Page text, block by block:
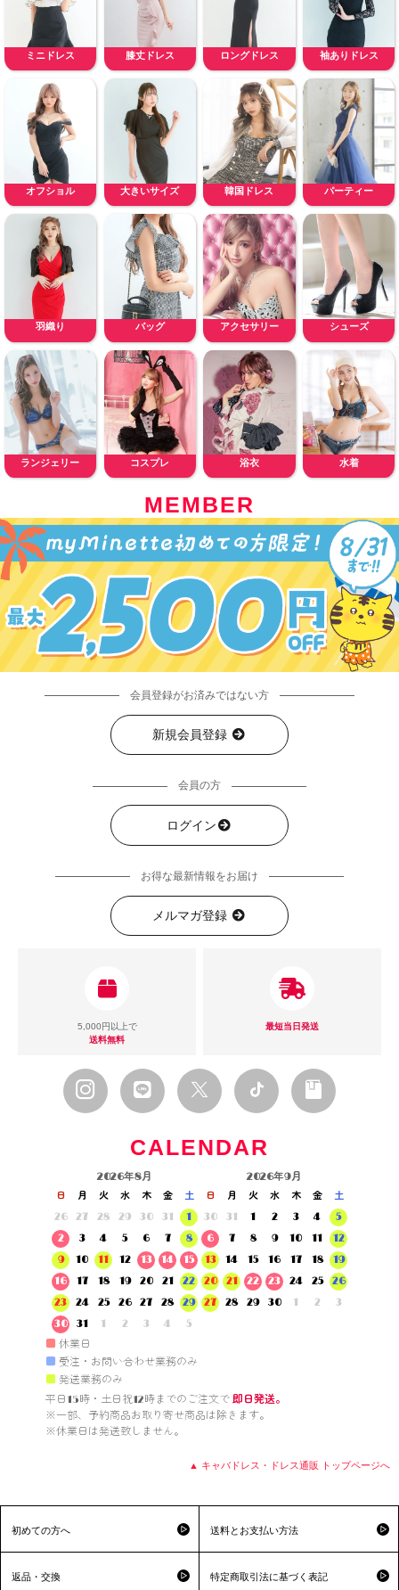
ミニドレス 膝丈ドレス ロングドレス 袖ありドレス
オフショル 大きいサイズ 韓国ドレス パーティー
羽織り バッグ アクセサリー シューズ
ランジェリー コスプレ 浴衣 水着
MEMBER
会員登録がお済みではない方
新規会員登録
会員の方
ログイン
お得な最新情報をお届け
メルマガ登録
5,000円以上で
送料無料
最短当日発送
CALENDAR
2026年8月
日 月 火 水 木 金
土
26
27 28 29 30 31
1
2
3 4 5 6 7
8
9
10 11 12 13 14
15
16
17 18 19 20 21
22
23
24 25 26 27 28
29
30
31 1 2 3 4 5
2026年9月
日 月 火 水 木 金
土
30
31 1 2 3 4
5
6
7 8 9 10 11
12
13
14 15 16 17 18
19
20
21 22 23 24 25
26
27
28 29 30 1 2 3
■ 休業日
■ 受注・お問い合わせ業務のみ
■ 発送業務のみ
平日15時・土日祝12時までのご注文で 即日発送。
※一部、予約商品お取り寄せ商品は除きます。
※休業日は発送致しません。
▲ キャバドレス・ドレス通販 トップページへ
初めての方へ 送料とお支払い方法
返品・交換 特定商取引法に基づく表記